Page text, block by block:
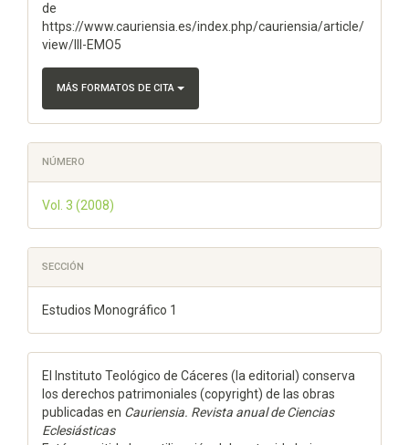
de
https://www.cauriensia.es/index.php/cauriensia/article/
view/III-EMO5
MÁS FORMATOS DE CITA
NÚMERO
Vol. 3 (2008)
SECCIÓN
Estudios Monográfico 1
El Instituto Teológico de Cáceres (la editorial) conserva
los derechos patrimoniales (copyright) de las obras
publicadas en Cauriensia. Revista anual de Ciencias
Eclesiásticas